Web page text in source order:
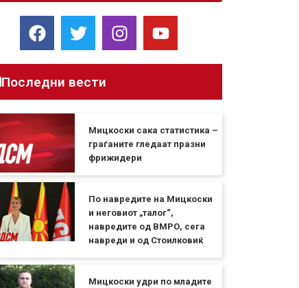
Последни вести
Мицкоски сака статистика –
граѓаните гледаат празни
фрижидери
По навредите на Мицкоски
и неговиот „талог“,
навредите од ВМРО, сега
навреди и од Стоилковиќ
Мицкоски удри по младите